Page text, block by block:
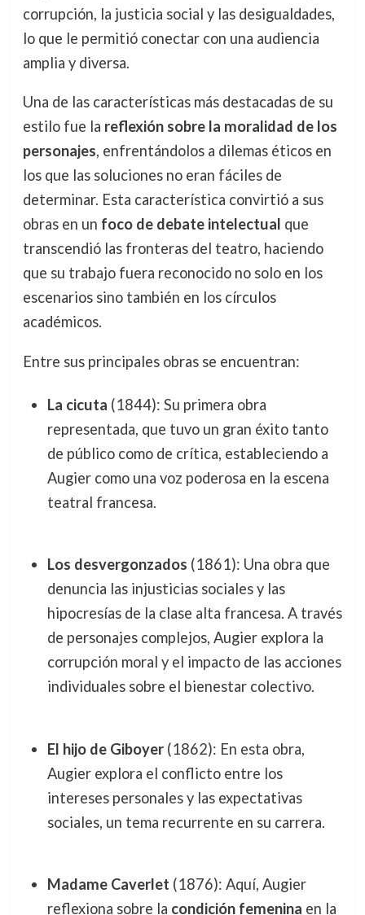
corrupción, la justicia social y las desigualdades,
lo que le permitió conectar con una audiencia
amplia y diversa.
Una de las características más destacadas de su
estilo fue la reflexión sobre la moralidad de los
personajes, enfrentándolos a dilemas éticos en
los que las soluciones no eran fáciles de
determinar. Esta característica convirtió a sus
obras en un foco de debate intelectual que
transcendió las fronteras del teatro, haciendo
que su trabajo fuera reconocido no solo en los
escenarios sino también en los círculos
académicos.
Entre sus principales obras se encuentran:
La cicuta (1844): Su primera obra
representada, que tuvo un gran éxito tanto
de público como de crítica, estableciendo a
Augier como una voz poderosa en la escena
teatral francesa.
Los desvergonzados (1861): Una obra que
denuncia las injusticias sociales y las
hipocresías de la clase alta francesa. A través
de personajes complejos, Augier explora la
corrupción moral y el impacto de las acciones
individuales sobre el bienestar colectivo.
El hijo de Giboyer(1862): En esta obra,
Augier explora el conflicto entre los
intereses personales y las expectativas
sociales, un tema recurrente en su carrera.
Madame Caverlet (1876): Aquí, Augier
reflexiona sobre la condición femenina en la